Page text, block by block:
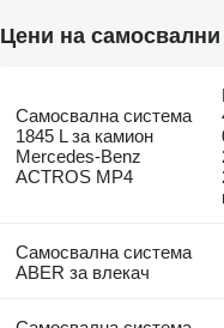
Цени на
Самосвална система
1845 L за камион
Mercedes-Benz
ACTROS MP4
Самосвална система
ABER за влекач